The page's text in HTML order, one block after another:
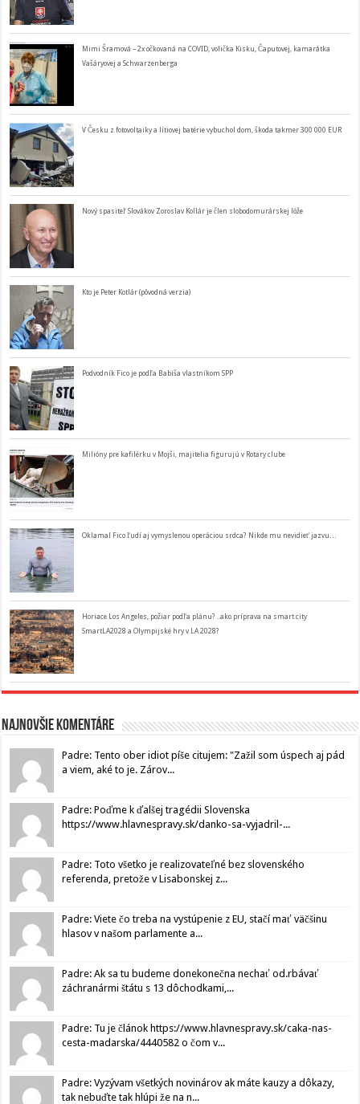
Mimi Šramová – 2x očkovaná na COVID, volička Kisku, Čaputovej, kamarátka
Vašáryovej a Schwarzenberga
V Česku z fotovoltaiky a lítiovej batérie vybuchol dom, škoda takmer 300 000 EUR
Nový spasiteľ Slovákov Zoroslav Kollár je člen slobodomurárskej lóže
Kto je Peter Kotlár (pôvodná verzia)
Podvodník Fico je podľa Babiša vlastníkom SPP
Milióny pre kafilérku v Mojši, majitelia figurujú v Rotary clube
Oklamal Fico ľudí aj vymyslenou operáciou srdca? Nikde mu nevidieť jazvu…
Horiace Los Angeles, požiar podľa plánu? ..ako príprava na smart city
SmartLA2028 a Olympijské hry v LA 2028?
Najnovšie komentáre
Padre: Tento ober idiot píše citujem: "Zažil som úspech aj pád
a viem, aké to je. Zárov...
Padre: Poďme k ďalšej tragédii Slovenska
https://www.hlavnespravy.sk/danko-sa-vyjadril-...
Padre: Toto všetko je realizovateľné bez slovenského
referenda, pretože v Lisabonskej z...
Padre: Viete čo treba na vystúpenie z EU, stačí mať väčšinu
hlasov v našom parlamente a...
Padre: Ak sa tu budeme donekonečna nechať od.rbávať
záchranármi štátu s 13 dôchodkami,...
Padre: Tu je článok https://www.hlavnespravy.sk/caka-nas-
cesta-madarska/4440582 o čom v...
Padre: Vyzývam všetkých novinárov ak máte kauzy a dôkazy,
tak nebuďte tak hlúpi že na n...